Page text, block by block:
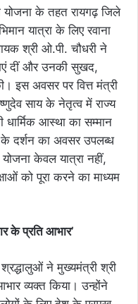
योजना के तहत रायगढ़ जिले
यात्रा के लिए रवाना
श्री ओ.पी. चौधरी ने
दीं और उनकी सुखद,
इस अवसर पर वित्त मंत्री
साय के नेतृत्व में राज्य
धार्मिक आस्था का सम्मान
दर्शन का अवसर उपलब्ध
योजना केवल यात्रा नहीं,
को पूरा करने का माध्यम
के प्रति आभार’
ने मुख्यमंत्री श्री
व्यक्त किया। उन्होंने